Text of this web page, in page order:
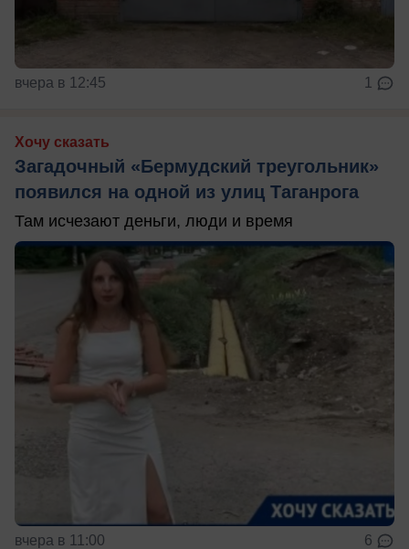
вчера в 12:45 1
Хочу сказать
Загадочный «Бермудский треугольник»
появился на одной из улиц Таганрога
Там исчезают деньги, люди и время
вчера в 11:00 6